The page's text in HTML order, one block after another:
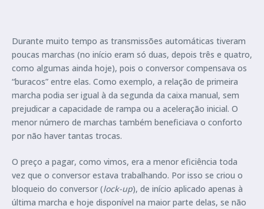
Durante muito tempo as transmissões automáticas tiveram
poucas marchas (no início eram só duas, depois três e quatro,
como algumas ainda hoje), pois o conversor compensava os
“buracos” entre elas. Como exemplo, a relação de primeira
marcha podia ser igual à da segunda da caixa manual, sem
prejudicar a capacidade de rampa ou a aceleração inicial. O
menor número de marchas também beneficiava o conforto
por não haver tantas trocas.
O preço a pagar, como vimos, era a menor eficiência toda
vez que o conversor estava trabalhando. Por isso se criou o
bloqueio do conversor (lock-up), de início aplicado apenas à
última marcha e hoje disponível na maior parte delas, se não